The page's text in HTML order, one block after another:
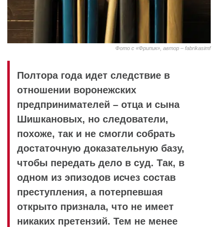
Фото с «Фрипик», автор – fabrikasimf
Полтора года идет следствие в
отношении воронежских
предпринимателей – отца и сына
Шишкановых, но следователи,
похоже, так и не смогли собрать
достаточную доказательную базу,
чтобы передать дело в суд. Так, в
одном из эпизодов исчез состав
преступления, а потерпевшая
открыто признала, что не имеет
никаких претензий. Тем не менее